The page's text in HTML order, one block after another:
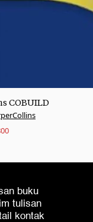
COBUILD
buku
tulisan
kontak